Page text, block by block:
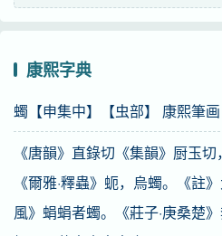
康熙字典
蠋【申集中】【虫部】 康熙筆
《唐韻》直錄切《集韻》厨玉切，
《爾雅·釋蟲》蚅，烏蠋。《註
風》蜎蜎者蠋。《莊子·庚桑楚